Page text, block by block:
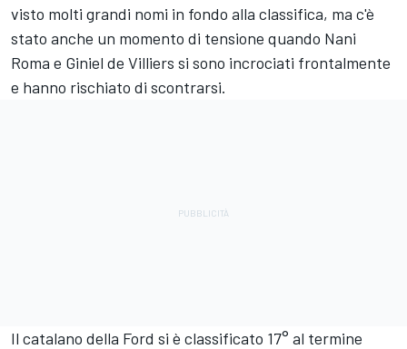
visto molti grandi nomi in fondo alla classifica, ma c'è
stato anche un momento di tensione quando Nani
Roma e Giniel de Villiers si sono incrociati frontalmente
e hanno rischiato di scontrarsi.
Il catalano della Ford si è classificato 17° al termine